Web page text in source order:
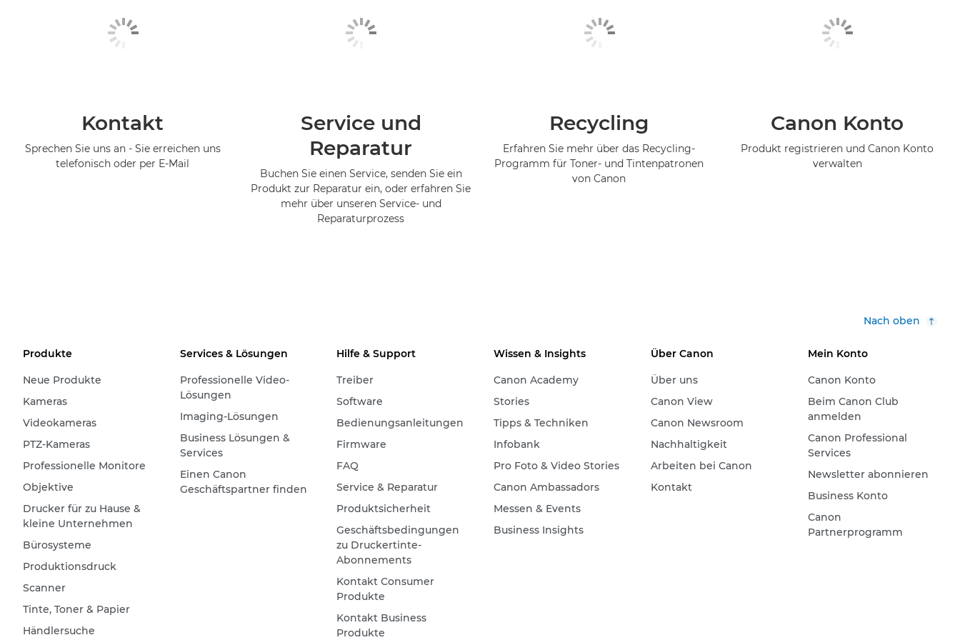
Kontakt
Sprechen Sie uns an - Sie erreichen uns
telefonisch oder per E-Mail
Service und
Reparatur
Buchen Sie einen Service, senden Sie ein
Produkt zur Reparatur ein, oder erfahren Sie
mehr über unseren Service- und
Reparaturprozess
Recycling
Erfahren Sie mehr über das Recycling-
Programm für Toner- und Tintenpatronen
von Canon
Canon Konto
Produkt registrieren und Canon Konto
verwalten
Nach oben
Produkte
Neue Produkte
Kameras
Videokameras
PTZ-Kameras
Professionelle Monitore
Objektive
Drucker für zu Hause &
kleine Unternehmen
Bürosysteme
Produktionsdruck
Scanner
Tinte, Toner & Papier
Händlersuche
Services & Lösungen
Professionelle Video-
Lösungen
Imaging-Lösungen
Business Lösungen &
Services
Einen Canon
Geschäftspartner finden
Hilfe & Support
Treiber
Software
Bedienungsanleitungen
Firmware
FAQ
Service & Reparatur
Produktsicherheit
Geschäftsbedingungen
zu Druckertinte-
Abonnements
Kontakt Consumer
Produkte
Kontakt Business
Produkte
Wissen & Insights
Canon Academy
Stories
Tipps & Techniken
Infobank
Pro Foto & Video Stories
Canon Ambassadors
Messen & Events
Business Insights
Über Canon
Über uns
Canon View
Canon Newsroom
Nachhaltigkeit
Arbeiten bei Canon
Kontakt
Mein Konto
Canon Konto
Beim Canon Club
anmelden
Canon Professional
Services
Newsletter abonnieren
Business Konto
Canon
Partnerprogramm